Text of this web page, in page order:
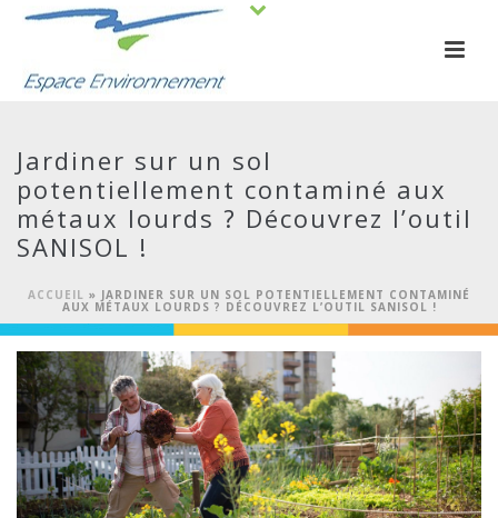
Jardiner sur un sol
potentiellement contaminé aux
métaux lourds ? Découvrez l’outil
SANISOL !
ACCUEIL » JARDINER SUR UN SOL POTENTIELLEMENT CONTAMINÉ
AUX MÉTAUX LOURDS ? DÉCOUVREZ L’OUTIL SANISOL !